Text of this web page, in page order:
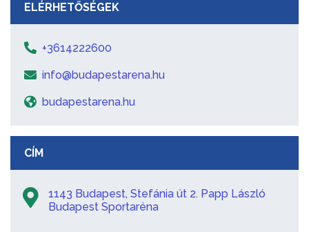
ELÉRHETŐSÉGEK
+3614222600
info@budapestarena.hu
budapestarena.hu
CÍM
1143 Budapest, Stefánia út 2. Papp László
Budapest Sportaréna